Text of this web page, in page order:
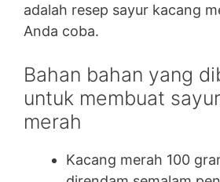
adalah resep sayur kacang
Anda coba.
Bahan bahan yang
untuk membuat
merah
Kacang merah 100